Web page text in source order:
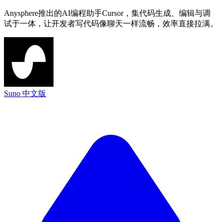
Anysphere推出的AI编程助手Cursor，集代码生成、编辑与调
试于一体，让开发者写代码像聊天一样流畅，效率直接拉满。
Suno 中文版